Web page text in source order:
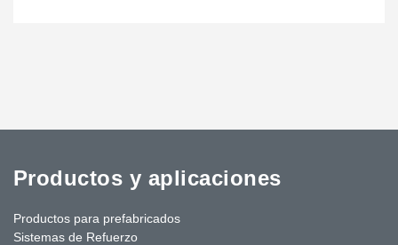
Productos y aplicaciones
Productos para prefabricados
Sistemas de Refuerzo